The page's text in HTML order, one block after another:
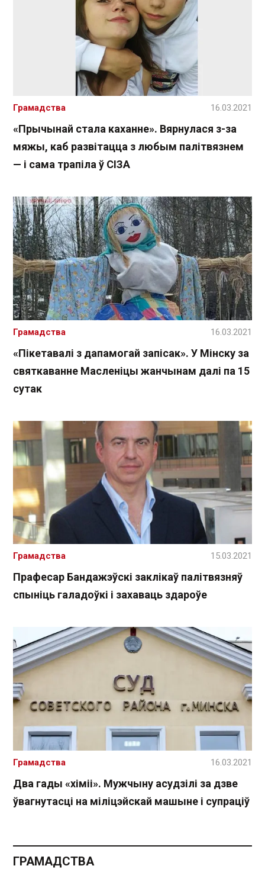
«Прычынай стала каханне». Вярнулася з-за
мяжы, каб развітацца з любым палітвязнем
— і сама трапіла ў СІЗА
Грамадства 16.03.2021
«Пікетавалі з дапамогай запісак». У Мінску за
святкаванне Масленіцы жанчынам далі па 15
сутак
Грамадства 16.03.2021
Прафесар Бандажэўскі заклікаў палітвязняў
спыніць галадоўкі і захаваць здароўе
Грамадства 15.03.2021
Два гады «хіміі». Мужчыну асудзілі за дзве
ўвагнутасці на міліцэйскай машыне і супраціў
Грамадства 16.03.2021
ГРАМАДСТВА